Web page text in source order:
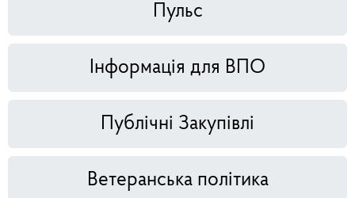
Пульс
Інформація для ВПО
Публічні Закупівлі
Ветеранська політика